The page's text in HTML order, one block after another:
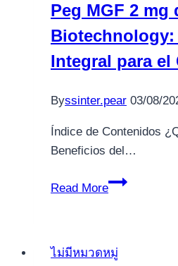
have
Alive
Reputation
Peg MGF 2 mg
Biotechnology:
Integral para
Byssinter.pear 03/08/
Índice de Contenidos
Beneficios del…
Read More
Peg
de
ไม่มีหมวดหมู่